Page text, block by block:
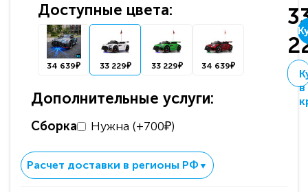
Доступные цвета:
34 639₽ 33 229₽ 33 229₽ 34 639₽
Дополнительные услуги:
Сборка Нужна (+700₽)
в
Расчет доставки в регионы РФ ▼